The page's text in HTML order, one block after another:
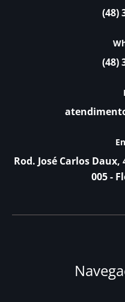
(48)
(48)
Rod. José Carlos Daux,
005 -